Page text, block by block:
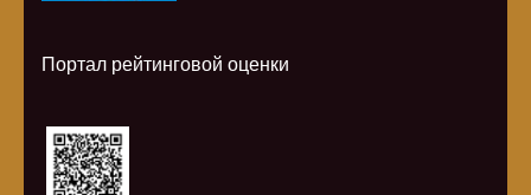
Портал рейтинговой оценки